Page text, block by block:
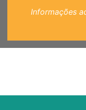
Informações